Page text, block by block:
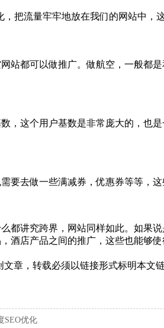
把流量牢牢地放在我们的网站中，
都可以做推广。‍‍做航空，一般都
，这个用户基数是非常庞大的，也
去做一些满减券，‍‍优惠券等等，这
都讲究跨界，网站同样如此。如果
店产品之间的‍‍推广，这些也能够
章，转载必须以链接形式标明本文链
SEO优化